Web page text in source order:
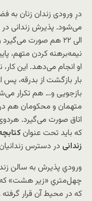
درِ ورودی زندان زنان به
می‌شود.
الی ۲۲ هم صورت
نیمه‌برهنه کردن متهم،
او انجام می‌دهد. این کار،
بار بازگشت از بدرقه، پس
بازجویی و… هم تکرار
متهمان و محکومان هم
اتاق صورت می‌گیرد.
که باید تحت عنوان
زندانی در دسترس
ورودیِ پذیرش به سالن
چهل‌متریِ «زیر هشت» که
که در محیط آن قرار گرفته